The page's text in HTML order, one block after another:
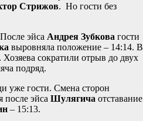
Стрижов. Но гости без
эйса Андрея Зубкова гости
выровняла положение – 14:14. В
сократили отрыв до двух
подряд.
уже гости. Смена сторон
после эйса Шулягича отставание
– 15:13.